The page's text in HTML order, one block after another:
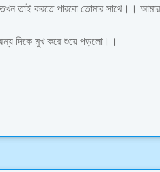
তাই করতে পারবো তোমার সাথে।।
দিকে মুখ করে শুয়ে পড়লো।।